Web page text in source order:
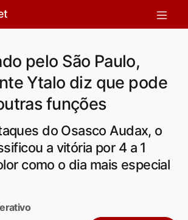
pelo São Paulo,
Ytalo diz que pode
funções
do Osasco Audax, o
a vitória por 4 a 1
como o dia mais especial